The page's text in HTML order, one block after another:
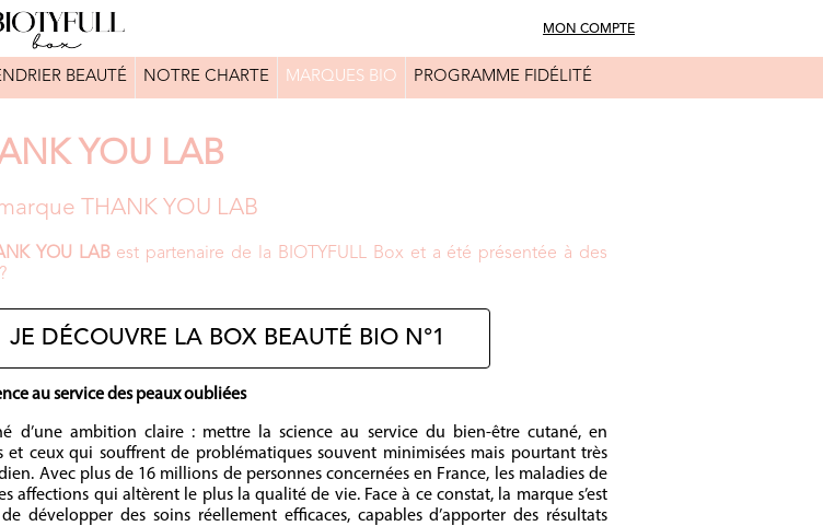
MON COMPTE
BEAUTÉ NOTRE CHARTE MARQUES BIO PROGRAMME FIDÉLITÉ
YOU LAB
THANK YOU LAB
YOU LABest partenaire de la BIOTYFULL Box et a été présentée à des
JE DÉCOUVRE LA BOX BEAUTÉ BIO N°1
au service des peaux oubliées
d’une ambition claire : mettre la science au service du bien‑être cutané, en
et ceux qui souffrent de problématiques souvent minimisées mais pourtant très
Avec plus de 16 millions de personnes concernées en France, les maladies de
affections qui altèrent le plus la qualité de vie. Face à ce constat, la marque s’est
développer des soins réellement efficaces, capables d’apporter des résultats